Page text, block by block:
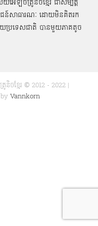
េឡិចត្រូនិចខ្មែរ ជាសម្បតិ្ត
ោជន៍សាធារណៈ ដោយមិនគិតរក
យប្រទេសជាតិ បានមួយភាគតូច
ចខ្មែរ © 2012 - 2022 |
Vannkorn